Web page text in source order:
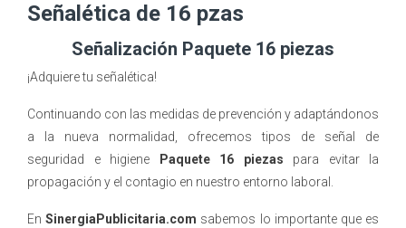
Señalética de 16 pzas
Señalización Paquete 16 piezas
¡Adquiere tu señalética!
Continuando con las medidas de prevención y adaptándonos
a la nueva normalidad, ofrecemos tipos de señal de
seguridad e higiene
Paquete 16 piezas para evitar la
propagación y el contagio en nuestro entorno laboral.
EnSinergiaPublicitaria.com sabemos lo importante que es